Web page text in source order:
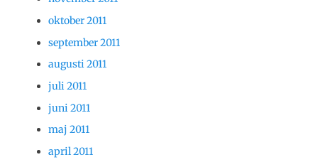
oktober 2011
september 2011
augusti 2011
juli 2011
juni 2011
maj 2011
april 2011